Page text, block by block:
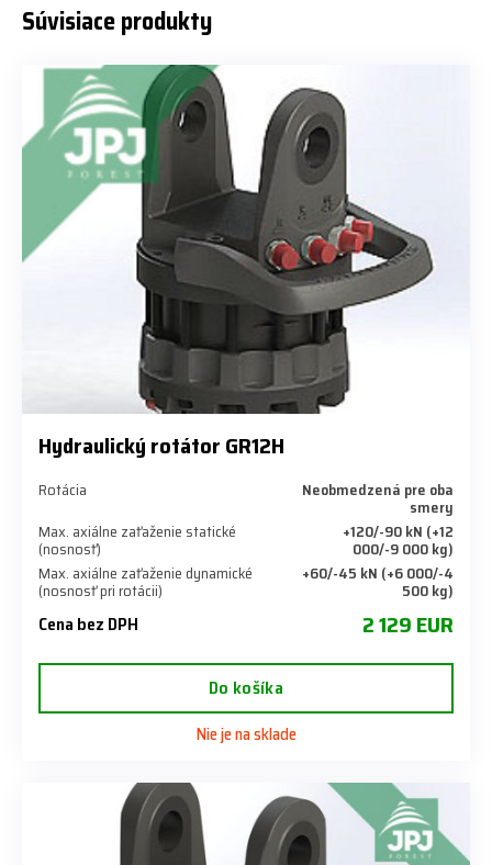
Súvisiace produkty
Hydraulický rotátor GR12H
Rotácia Neobmedzená pre oba
smery
Max. axiálne zaťaženie statické
(nosnosť)
+120/-90 kN (+12
000/-9 000 kg)
Max. axiálne zaťaženie dynamické
(nosnosť pri rotácii)
+60/-45 kN (+6 000/-4
500 kg)
Cena bez DPH 2 129 EUR
Do košíka
Nie je na sklade